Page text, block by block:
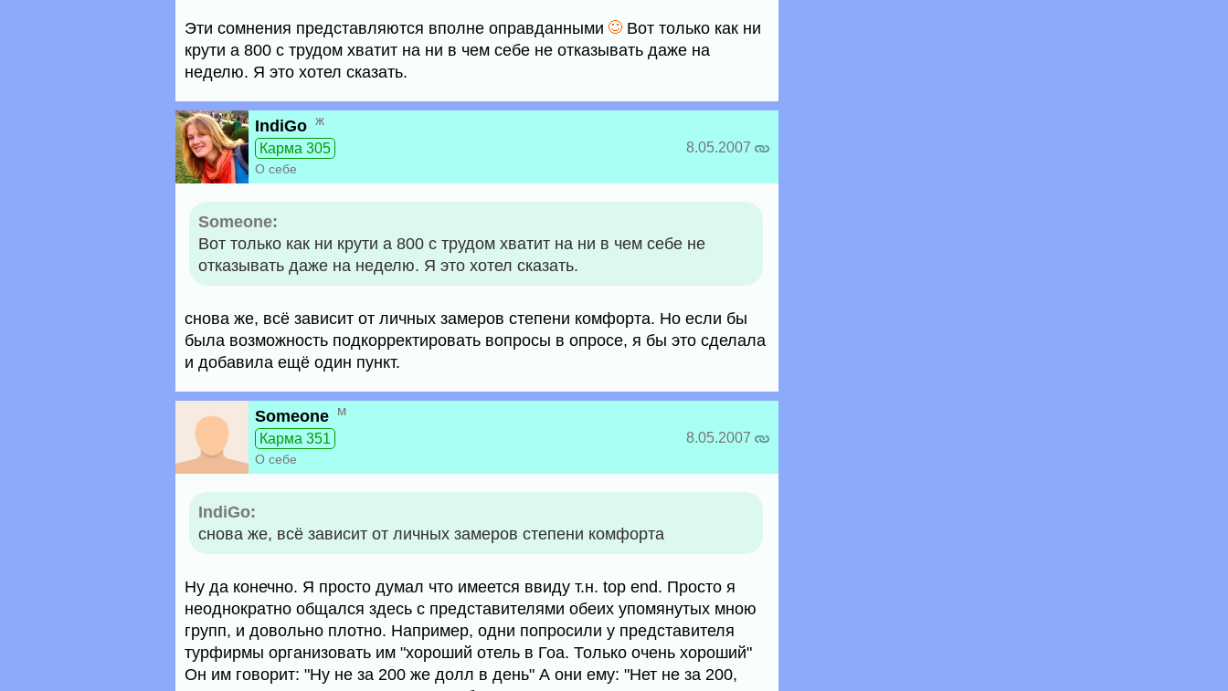
Эти сомнения представляются вполне оправданными
Вот только как ни
крути а 800 с трудом хватит на ни в чем себе не отказывать даже на
неделю. Я это хотел сказать.
IndiGo ж
Карма 305
О себе
8.05.2007
Someone:
Вот только как ни крути а 800 с трудом хватит на ни в чем себе не
отказывать даже на неделю. Я это хотел сказать.
снова же, всё зависит от личных замеров степени комфорта. Но если бы
была возможность подкорректировать вопросы в опросе, я бы это сделала
и добавила ещё один пункт.
Someone м
Карма 351
О себе
8.05.2007
IndiGo:
снова же, всё зависит от личных замеров степени комфорта
Ну да конечно. Я просто думал что имеется ввиду т.н. top end. Просто я
неоднократно общался здесь с представителями обеих упомянутых мною
групп, и довольно плотно. Например, одни попросили у представителя
турфирмы организовать им "хороший отель в Гоа. Только очень хороший"
Он им говорит: "Ну не за 200 же долл в день" А они ему: "Нет не за 200,